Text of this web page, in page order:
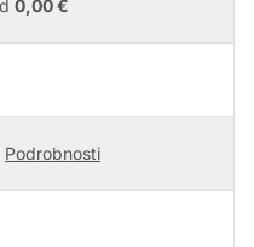
0,00 €
Podrobnosti